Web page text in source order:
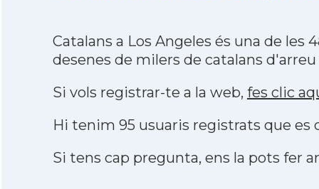
Catalans a Los Angeles és una de
desenes de milers de catalans
Si vols registrar-te a la web, fes clic
Hi tenim 95 usuaris registrats que
Si tens cap pregunta, ens la pots fer